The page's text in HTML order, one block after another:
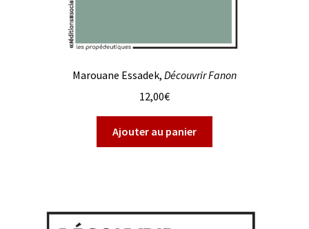
Marouane Essadek, Découvrir Fanon
12,00€
Ajouter au panier